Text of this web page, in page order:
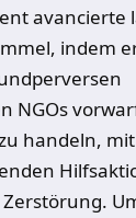
avancierte
indem
NGOs
handeln,
Zerstörung.